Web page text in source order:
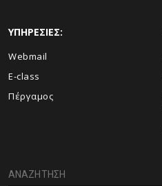
ΥΠΗΡΕΣΙΕΣ:
Webmail
E-class
Πέργαμος